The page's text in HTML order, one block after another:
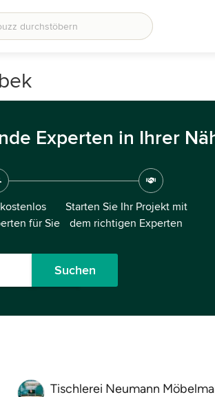
Experten in Ihrer
für Sie
Starten Sie Ihr Projekt mit
dem richtigen Experten
Suchen
Tischlerei Neumann